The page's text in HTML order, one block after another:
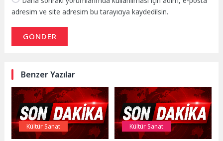
adresim ve site adresim bu tarayıcıya kaydedilsin.
GÖNDER
Benzer Yazılar
Kültür Sanat Kültür Sanat